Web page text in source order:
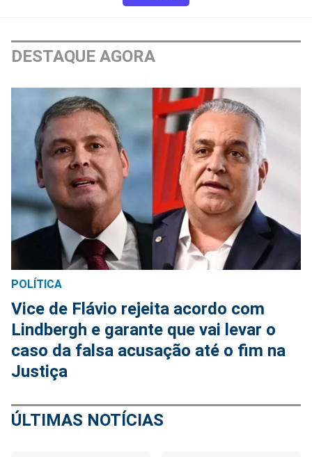
DESTAQUE AGORA
POLÍTICA
Vice de Flávio rejeita acordo com
Lindbergh e garante que vai levar o
caso da falsa acusação até o fim na
Justiça
ÚLTIMAS NOTÍCIAS